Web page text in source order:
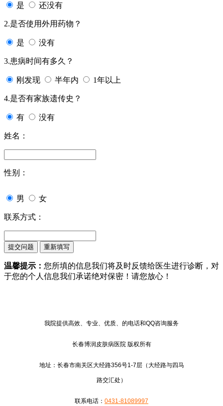
是 还没有
2.是否使用外用药物？
是 没有
3.患病时间有多久？
刚发现 半年内 1年以上
4.是否有家族遗传史？
有 没有
姓名：
性别：
男 女
联系方式：
温馨提示： 您所填的信息我们将及时反馈给医生进行诊断，对
于您的个人信息我们承诺绝对保密！请您放心！
我院提供高效、专业、优质、的电话和QQ咨询服务
长春博润皮肤病医院 版权所有
地址：长春市南关区大经路356号1-7层（大经路与四马
路交汇处）
联系电话： 0431-81089997